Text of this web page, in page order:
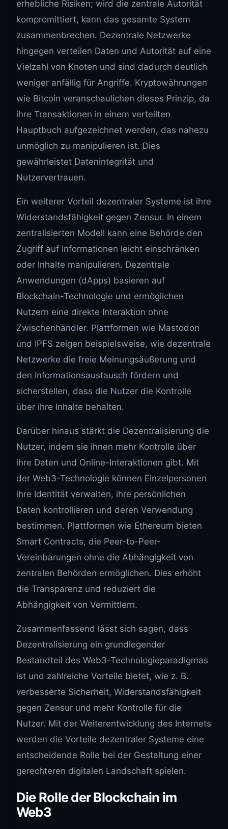
erhebliche Risiken; wird die zentrale Autorität
kompromittiert, kann das gesamte System
zusammenbrechen. Dezentrale Netzwerke
hingegen verteilen Daten und Autorität auf eine
Vielzahl von Knoten und sind dadurch deutlich
weniger anfällig für Angriffe. Kryptowährungen
wie Bitcoin veranschaulichen dieses Prinzip, da
ihre Transaktionen in einem verteilten
Hauptbuch aufgezeichnet werden, das nahezu
unmöglich zu manipulieren ist. Dies
gewährleistet Datenintegrität und
Nutzervertrauen.
Ein weiterer Vorteil dezentraler Systeme ist ihre
Widerstandsfähigkeit gegen Zensur. In einem
zentralisierten Modell kann eine Behörde den
Zugriff auf Informationen leicht einschränken
oder Inhalte manipulieren. Dezentrale
Anwendungen (dApps) basieren auf
Blockchain-Technologie und ermöglichen
Nutzern eine direkte Interaktion ohne
Zwischenhändler. Plattformen wie Mastodon
und IPFS zeigen beispielsweise, wie dezentrale
Netzwerke die freie Meinungsäußerung und
den Informationsaustausch fördern und
sicherstellen, dass die Nutzer die Kontrolle
über ihre Inhalte behalten.
Darüber hinaus stärkt die Dezentralisierung die
Nutzer, indem sie ihnen mehr Kontrolle über
ihre Daten und Online-Interaktionen gibt. Mit
der Web3-Technologie können Einzelpersonen
ihre Identität verwalten, ihre persönlichen
Daten kontrollieren und deren Verwendung
bestimmen. Plattformen wie Ethereum bieten
Smart Contracts, die Peer-to-Peer-
Vereinbarungen ohne die Abhängigkeit von
zentralen Behörden ermöglichen. Dies erhöht
die Transparenz und reduziert die
Abhängigkeit von Vermittlern.
Zusammenfassend lässt sich sagen, dass
Dezentralisierung ein grundlegender
Bestandteil des Web3-Technologieparadigmas
ist und zahlreiche Vorteile bietet, wie z. B.
verbesserte Sicherheit, Widerstandsfähigkeit
gegen Zensur und mehr Kontrolle für die
Nutzer. Mit der Weiterentwicklung des Internets
werden die Vorteile dezentraler Systeme eine
entscheidende Rolle bei der Gestaltung einer
gerechteren digitalen Landschaft spielen.
Die Rolle der Blockchain im
Web3